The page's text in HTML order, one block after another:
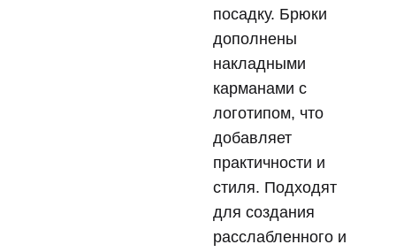
посадку. Брюки
дополнены
накладными
карманами с
логотипом, что
добавляет
практичности и
стиля. Подходят
для создания
расслабленного и